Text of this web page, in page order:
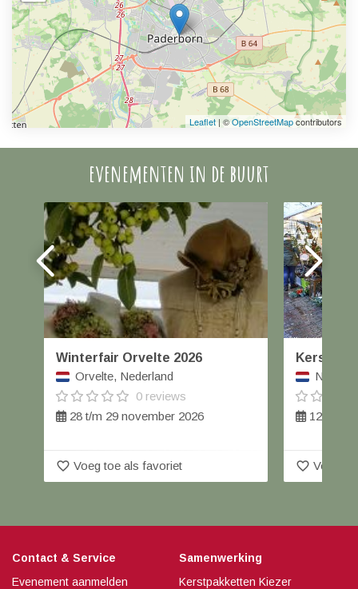
Leaflet | ©OpenStreetMapcontributors
evenementen in de buurt
Winterfair Orvelte 2026
Orvelte, Nederland
0 reviews
28 t/m 29 november 2026
favorite_border Voeg toe als favoriet
12
favorite_border Voeg
Contact & Service
Evenement aanmelden
Samenwerking
Kerstpakketten Kiezer